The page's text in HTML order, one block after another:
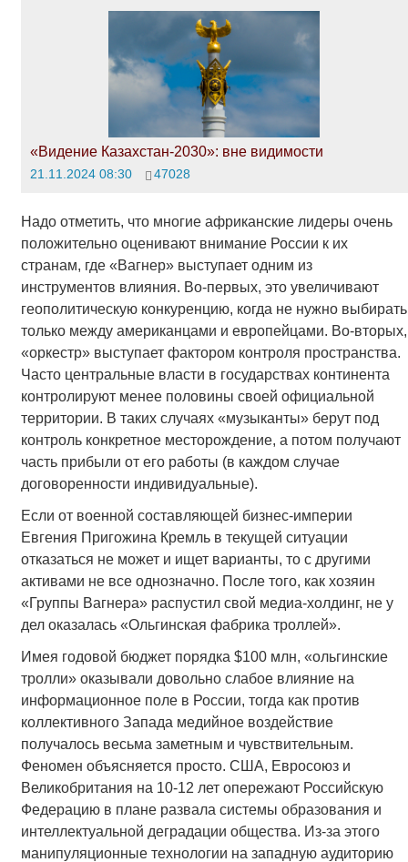
«Видение Казахстан-2030»: вне видимости
21.11.2024 08:30 47028
Надо отметить, что многие африканские лидеры очень
положительно оценивают внимание России к их
странам, где «Вагнер» выступает одним из
инструментов влияния. Во-первых, это увеличивают
геополитическую конкуренцию, когда не нужно выбирать
только между американцами и европейцами. Во-вторых,
«оркестр» выступает фактором контроля пространства.
Часто центральные власти в государствах континента
контролируют менее половины своей официальной
территории. В таких случаях «музыканты» берут под
контроль конкретное месторождение, а потом получают
часть прибыли от его работы (в каждом случае
договоренности индивидуальные).
Если от военной составляющей бизнес-империи
Евгения Пригожина Кремль в текущей ситуации
отказаться не может и ищет варианты, то с другими
активами не все однозначно. После того, как хозяин
«Группы Вагнера» распустил свой медиа-холдинг, не у
дел оказалась «Ольгинская фабрика троллей».
Имея годовой бюджет порядка $100 млн, «ольгинские
тролли» оказывали довольно слабое влияние на
информационное поле в России, тогда как против
коллективного Запада медийное воздействие
получалось весьма заметным и чувствительным.
Феномен объясняется просто. США, Евросоюз и
Великобритания на 10-12 лет опережают Российскую
Федерацию в плане развала системы образования и
интеллектуальной деградации общества. Из-за этого
манипуляционные технологии на западную аудиторию